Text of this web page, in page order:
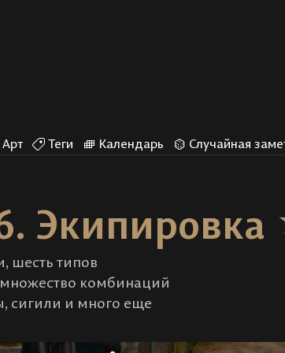
Арт Теги Календарь Случайная
Экипировка
шесть типов
множество комбинаций
сигили и много еще